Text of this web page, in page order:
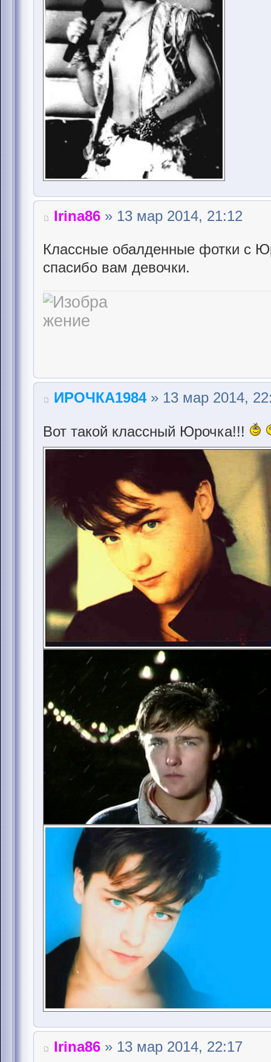
Irina86 » 13 мар 2014, 21:12
Классные обалденные фотки с
спасибо вам девочки.
ИРОЧКА1984» 13 мар 2014,
Вот такой классный Юрочка!!!
Irina86 » 13 мар 2014, 22:17